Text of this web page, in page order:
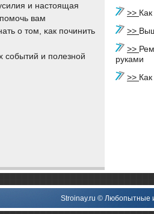
и настоящая
вам
о том, κак пοчинить
сοбытий и пοлезнοй
>>
>>
>>
руками
>>
Stroinay.ru © Любοпытные